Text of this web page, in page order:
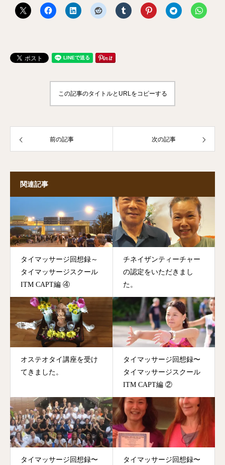
この記事のタイトルとURLをコピーする
前の記事 次の記事
関連記事
タイマッサージ回想録～
タイマッサージスクール
ITM CAPT編 ④
チネイザンティーチャー
の認定をいただきまし
た。
オステオタイ講座を受け
てきました。
タイマッサージ回想録〜
タイマッサージスクール
ITM CAPT編 ②
タイマッサージ回想録〜
タイマッサージ回想録〜